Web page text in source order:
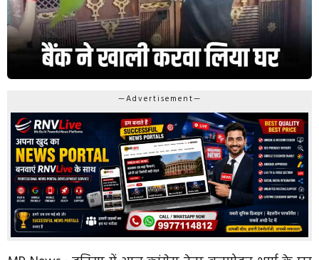
—Advertisement—